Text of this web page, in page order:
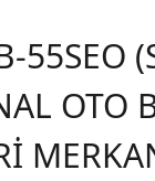
ENTEGRELER
ENTEGRELER
55SEO
OTO